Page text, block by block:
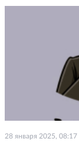
28 января 2025, 08:17